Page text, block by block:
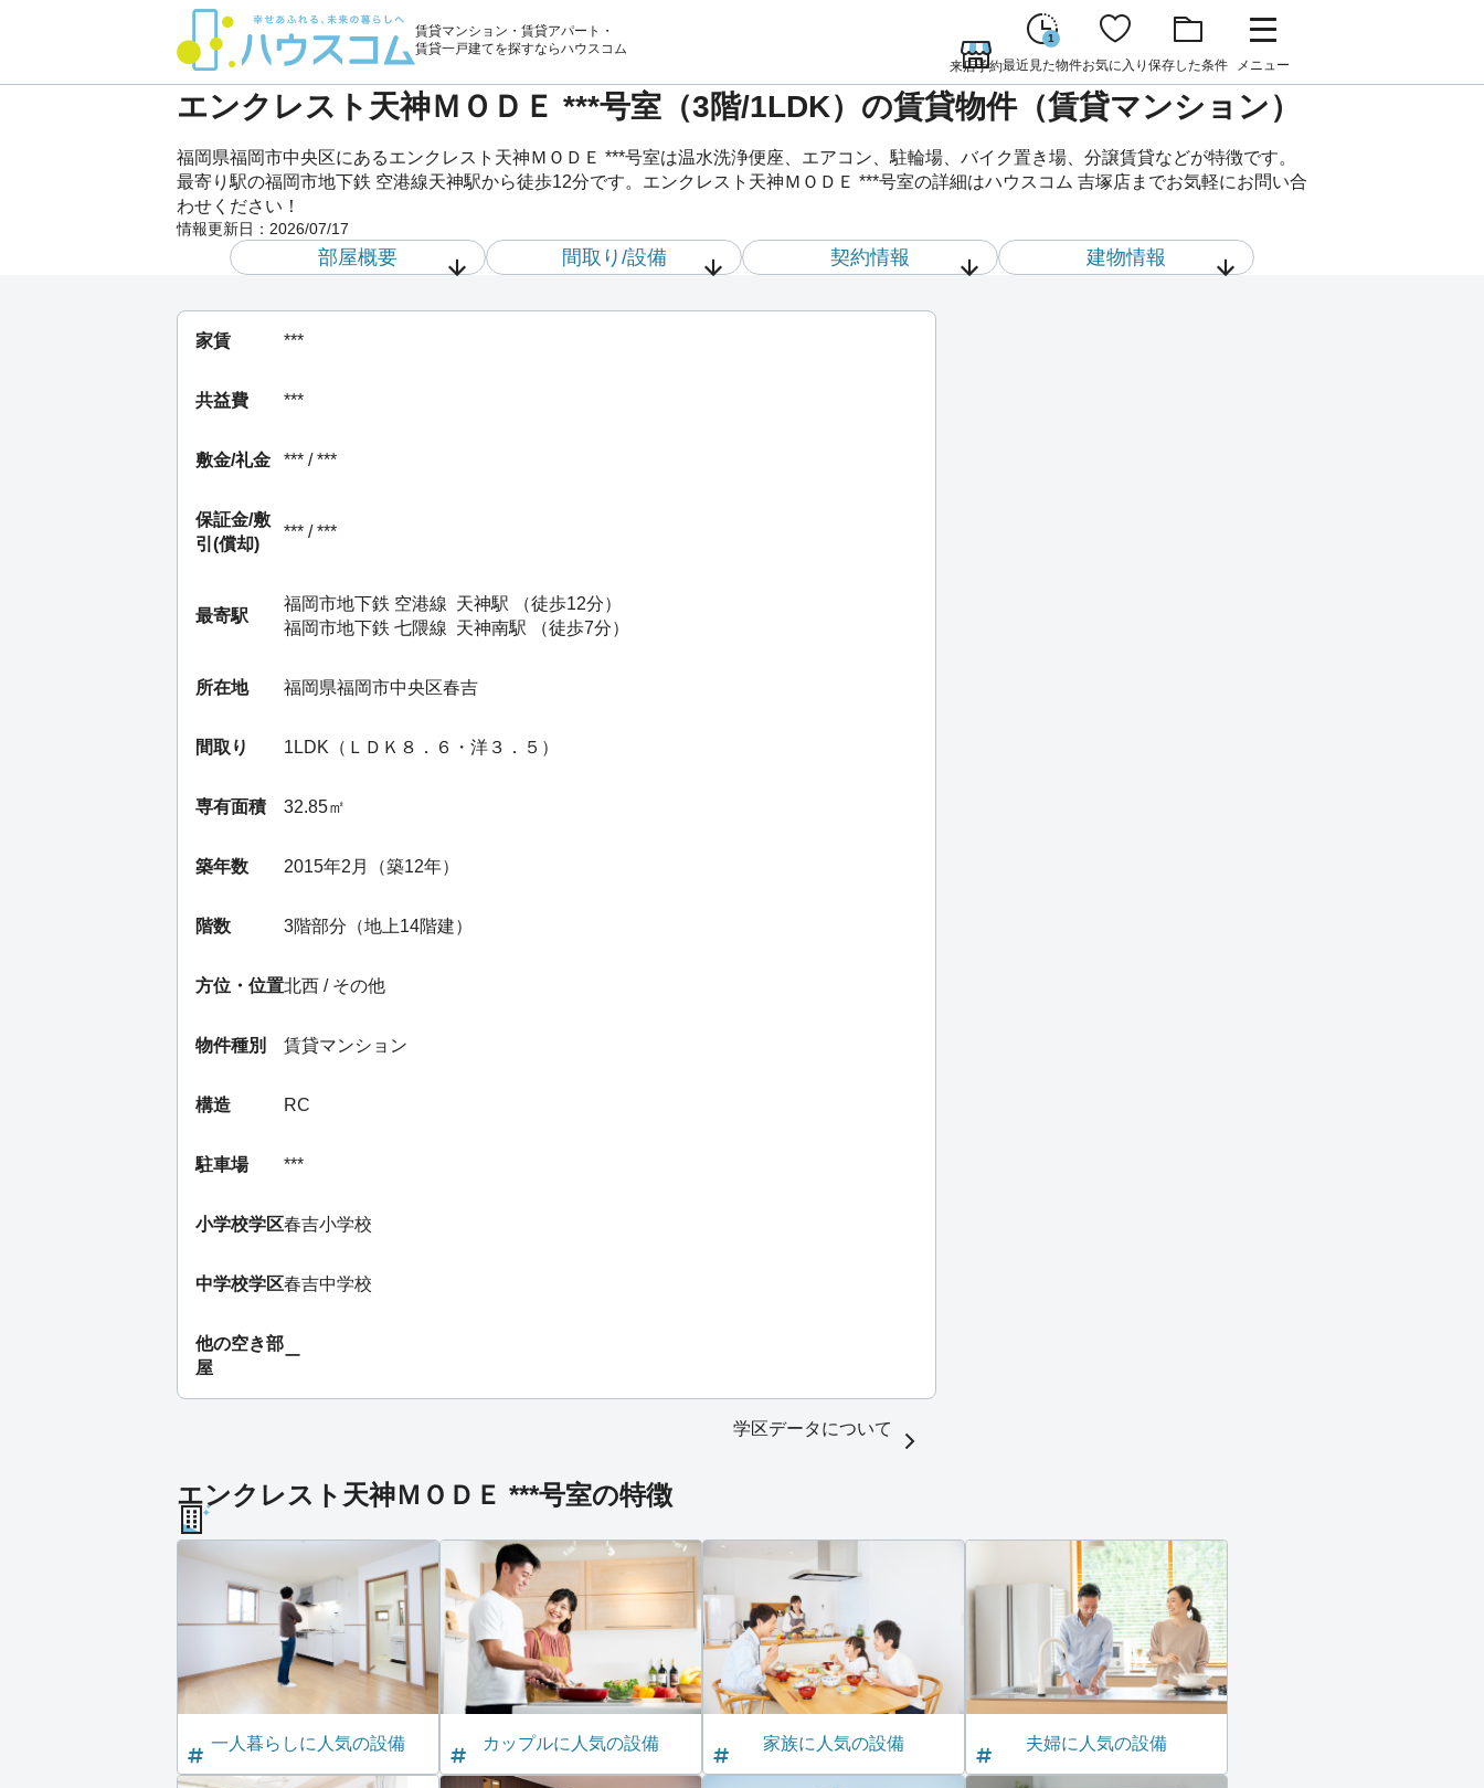
賃貸マンション・賃貸アパート・
賃貸一戸建てを探すならハウスコム
来店予約
1
最近見た物件お気に入り 保存した条件 メニュー
エンクレスト天神ＭＯＤＥ ***号室（3階/1LDK）の賃貸物件（賃貸マンション）
福岡県福岡市中央区にあるエンクレスト天神ＭＯＤＥ ***号室は温水洗浄便座、エアコン、駐輪場、バイク置き場、分譲賃貸などが特徴です。
最寄り駅の福岡市地下鉄 空港線天神駅から徒歩12分です。エンクレスト天神ＭＯＤＥ ***号室の詳細はハウスコム 吉塚店までお気軽にお問い合
わせください！
情報更新日： 2026/07/17
部屋概要 間取り/設備 契約情報 建物情報
家賃 ***
共益費 ***
敷金/礼金 *** / ***
保証金/敷
引(償却)
*** / ***
最寄駅
福岡市地下鉄 空港線 天神駅 （徒歩12分）
福岡市地下鉄 七隈線 天神南駅 （徒歩7分）
所在地 福岡県福岡市中央区春吉
間取り 1LDK（ＬＤＫ８．６・洋３．５）
専有面積 32.85㎡
築年数 2015年2月（築12年）
階数 3階部分（地上14階建）
方位・位置北西 / その他
物件種別 賃貸マンション
構造 RC
駐車場 ***
小学校学区春吉小学校
中学校学区春吉中学校
他の空き部
屋
ー
学区データについて
エンクレスト天神ＭＯＤＥ ***号室の特徴
一人暮らしに人気の設備 カップルに人気の設備 家族に人気の設備 夫婦に人気の設備